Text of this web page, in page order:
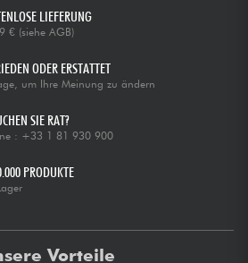
LIEFERUNG
€ (siehe AGB)
ODER ERSTATTET
um Ihre Meinung zu ändern
SIE RAT?
: +33 1 81 930 900
PRODUKTE
Vorteile